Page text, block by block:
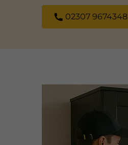
02307 9674348